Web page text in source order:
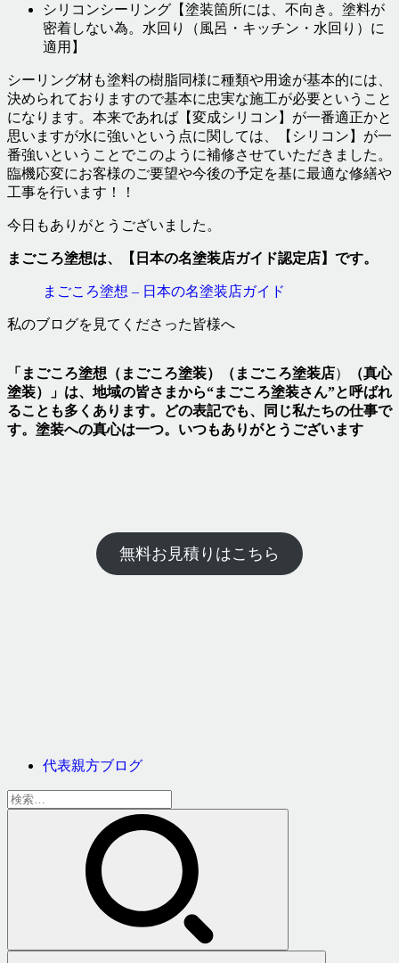
シリコンシーリング【塗装箇所には、不向き。塗料が
密着しない為。水回り（風呂・キッチン・水回り）に
適用】
シーリング材も塗料の樹脂同様に種類や用途が基本的には、
決められておりますので基本に忠実な施工が必要ということ
になります。本来であれば【変成シリコン】が一番適正かと
思いますが水に強いという点に関しては、【シリコン】が一
番強いということでこのように補修させていただきました。
臨機応変にお客様のご要望や今後の予定を基に最適な修繕や
工事を行います！！
今日もありがとうございました。
まごころ塗想は、【日本の名塗装店ガイド認定店】です。
まごころ塗想 – 日本の名塗装店ガイド
私のブログを見てくださった皆様へ
「まごころ塗想（まごころ塗装）（まごころ塗装店）
（真心
塗装）」は、地域の皆さまから“まごころ塗装さん”と呼ばれ
ることも多くあります。どの表記でも、同じ私たちの仕事で
す。塗装への真心は一つ。いつもありがとうございます
無料お見積りはこちら
代表親方ブログ
検
索: